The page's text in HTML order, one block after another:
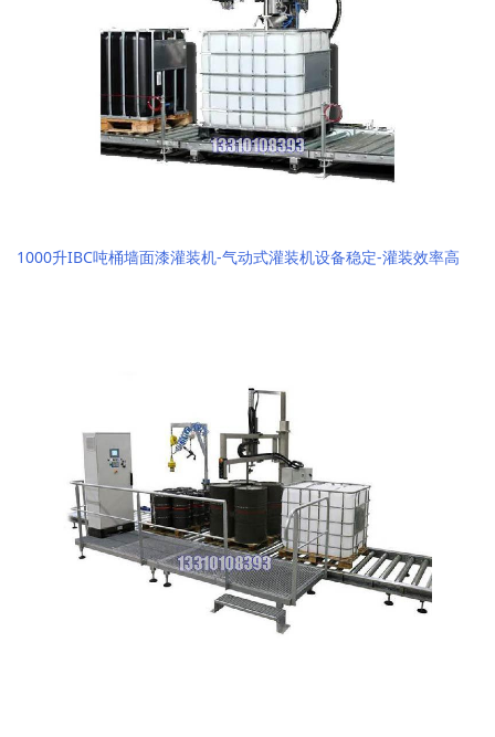
1000升IBC吨桶墙面漆灌装机-气动式灌装机设备稳定-灌装效率高